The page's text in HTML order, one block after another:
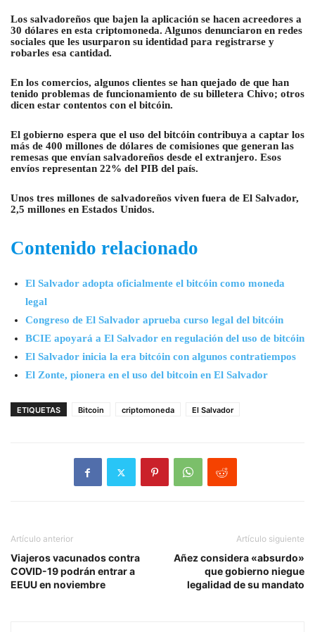
Los salvadoreños que bajen la aplicación se hacen acreedores a
30 dólares en esta criptomoneda. Algunos denunciaron en redes
sociales que les usurparon su identidad para registrarse y
robarles esa cantidad.
En los comercios, algunos clientes se han quejado de que han
tenido problemas de funcionamiento de su billetera Chivo; otros
dicen estar contentos con el bitcóin.
El gobierno espera que el uso del bitcóin contribuya a captar los
más de 400 millones de dólares de comisiones que generan las
remesas que envían salvadoreños desde el extranjero. Esos
envíos representan 22% del PIB del país.
Unos tres millones de salvadoreños viven fuera de El Salvador,
2,5 millones en Estados Unidos.
Contenido relacionado
El Salvador adopta oficialmente el bitcóin como moneda
legal
Congreso de El Salvador aprueba curso legal del bitcóin
BCIE apoyará a El Salvador en regulación del uso de bitcóin
El Salvador inicia la era bitcóin con algunos contratiempos
El Zonte, pionera en el uso del bitcoin en El Salvador
ETIQUETAS Bitcoin criptomoneda El Salvador
Artículo anterior
Viajeros vacunados contra
COVID-19 podrán entrar a
EEUU en noviembre
Artículo siguiente
Añez considera «absurdo»
que gobierno niegue
legalidad de su mandato